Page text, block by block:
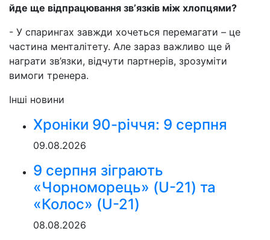
йде ще відпрацювання звʼязків між хлопцями?
- У спарингах завжди хочеться перемагати – це
частина менталітету. Але зараз важливо ще й
награти зв’язки, відчути партнерів, зрозуміти
вимоги тренера.
Інші новини
Хроніки 90-річчя: 9 серпня
09.08.2026
9 серпня зіграють
«Чорноморець» (U-21) та
«Колос» (U-21)
08.08.2026